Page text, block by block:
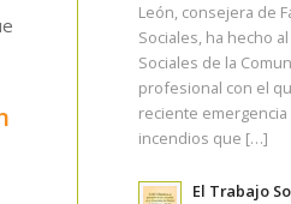
León, consejera de
Sociales, ha hecho
Sociales de la
profesional con el
reciente
incendios que […]
El Trabajo